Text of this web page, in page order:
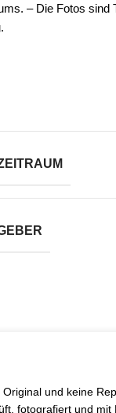
– Die Fotos sind
Original und keine
fotografiert und mit